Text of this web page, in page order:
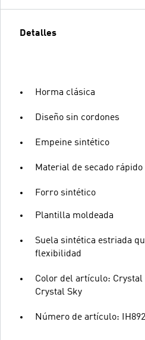
Detalles
Horma clásica
Diseño sin cordones
Empeine sintético
Material de secado rápido
Forro sintético
Plantilla moldeada
Suela sintética estriada
flexibilidad
Color del artículo: Crystal
Crystal Sky
Número de artículo: